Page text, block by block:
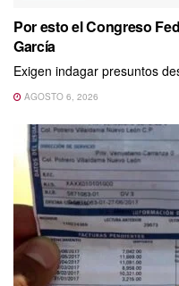
Por esto el Congreso
García
Exigen indagar presuntos
AGOSTO 6, 2026